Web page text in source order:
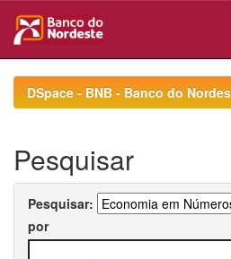
navigationDSpace - BNB - Banco do
Pesquisar
Pesquisar:
por